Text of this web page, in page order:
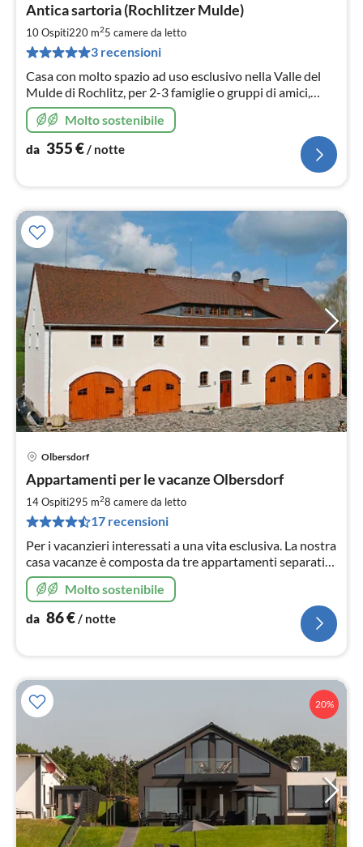
Antica sartoria (Rochlitzer Mulde)
10 Ospiti220 m25 camere da letto
3 recensioni
Casa con molto spazio ad uso esclusivo nella Valle del
Mulde di Rochlitz, per 2-3 famiglie o gruppi di amici,
piscina all'aperto a 2 km, WLAN stabile, wellness,
wallbox 11KW, biliardino
Molto sostenibile
da 355€/ notte
Olbersdorf
Appartamenti per le vacanze Olbersdorf
14 Ospiti295 m28 camere da letto
17 recensioni
Per i vacanzieri interessati a una vita esclusiva. La nostra
casa vacanze è composta da tre appartamenti separati
per 4, 4 e 6 persone rispettivamente.
Molto sostenibile
da 86€ / notte
20%